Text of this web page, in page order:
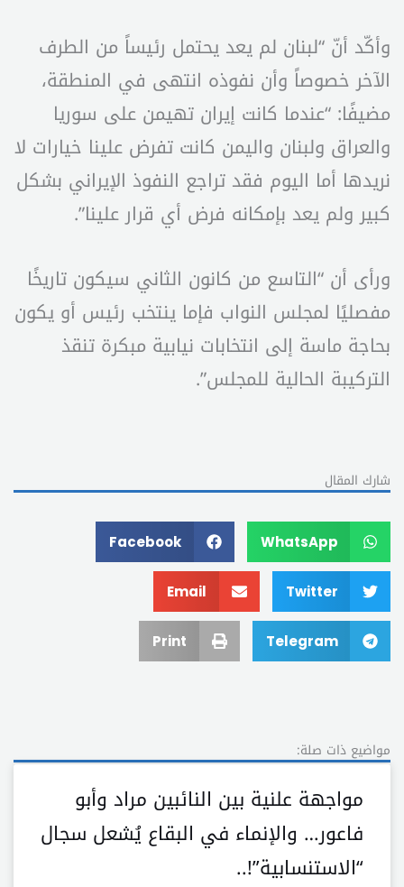
وأكّد أنّ “لبنان لم يعد يحتمل رئيساً من الطرف
الآخر خصوصاً وأن نفوذه انتهى في المنطقة،
مضيفًا: “عندما كانت إيران تهيمن على سوريا
والعراق ولبنان واليمن كانت تفرض علينا خيارات لا
نريدها أما اليوم فقد تراجع النفوذ الإيراني بشكل
كبير ولم يعد بإمكانه فرض أي قرار علينا”.
ورأى أن “التاسع من كانون الثاني سيكون تاريخًا
مفصليًا لمجلس النواب فإما ينتخب رئيس أو يكون
بحاجة ماسة إلى انتخابات نيابية مبكرة تنقذ
التركيبة الحالية للمجلس”.
شارك المقال
WhatsApp
Facebook
Twitter
Email
Telegram
Print
مواضيع ذات صلة:
مواجهة علنية بين النائبين مراد وأبو
فاعور… والإنماء في البقاع يُشعل سجال
“الاستنسابية”!..